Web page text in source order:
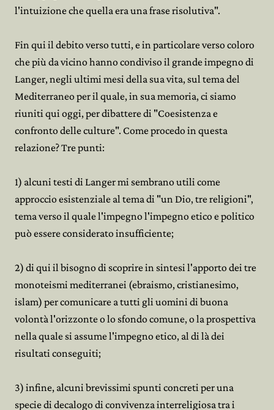
l'intuizione che quella era una frase risolutiva".
Fin qui il debito verso tutti, e in particolare verso coloro
che più da vicino hanno condiviso il grande impegno di
Langer, negli ultimi mesi della sua vita, sul tema del
Mediterraneo per il quale, in sua memoria, ci siamo
riuniti qui oggi, per dibattere di "Coesistenza e
confronto delle culture". Come procedo in questa
relazione? Tre punti:
1) alcuni testi di Langer mi sembrano utili come
approccio esistenziale al tema di "un Dio, tre religioni",
tema verso il quale l'impegno l'impegno etico e politico
può essere considerato insufficiente;
2) di qui il bisogno di scoprire in sintesi l'apporto dei tre
monoteismi mediterranei (ebraismo, cristianesimo,
islam) per comunicare a tutti gli uomini di buona
volontà l'orizzonte o lo sfondo comune, o la prospettiva
nella quale si assume l'impegno etico, al di là dei
risultati conseguiti;
3) infine, alcuni brevissimi spunti concreti per una
specie di decalogo di convivenza interreligiosa tra i